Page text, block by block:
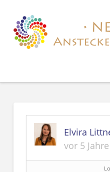
Elvira
vor 5 Jahre